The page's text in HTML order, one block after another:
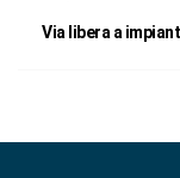
Via libera a